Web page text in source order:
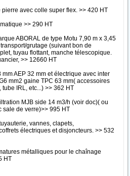
avec colle super flex. >> 420 HT
>> 290 HT
ABORAL de type Motu 7,90 m x 3,45
grutage (suivant bon de
tuyau flottant, manche télescopique.
>> 12660 HT
AEP 32 mm et électrique avec inter
mm2 gaine TPC 63 mm( accessoires
IRL, etc...) >> 362 HT
MJB side 14 m3/h (voir doc)( ou
sale de verre)>> 995 HT
vannes, clapets,
électriques et disjoncteurs. >> 532
métalliques pour le chaînage
HT